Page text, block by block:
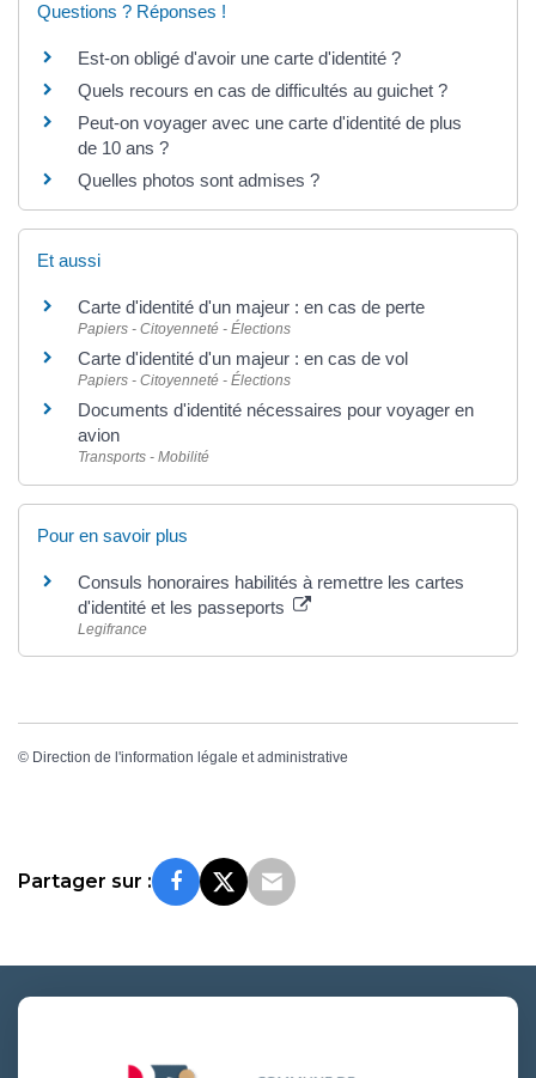
Questions ? Réponses !
Est-on obligé d'avoir une carte d'identité ?
Quels recours en cas de difficultés au guichet ?
Peut-on voyager avec une carte d'identité de plus
de 10 ans ?
Quelles photos sont admises ?
Et aussi
Carte d'identité d'un majeur : en cas de perte
Papiers - Citoyenneté - Élections
Carte d'identité d'un majeur : en cas de vol
Papiers - Citoyenneté - Élections
Documents d'identité nécessaires pour voyager en
avion
Transports - Mobilité
Pour en savoir plus
Consuls honoraires habilités à remettre les cartes
d'identité et les passeports
Legifrance
© Direction de l'information légale et administrative
Partager sur :